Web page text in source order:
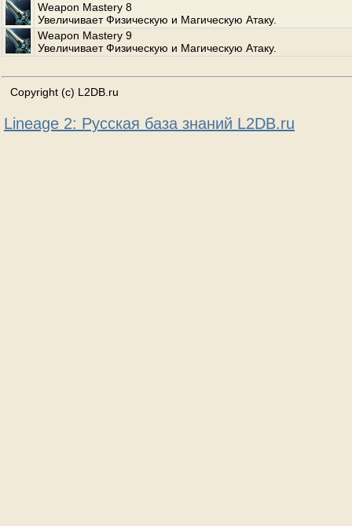
Weapon Mastery 8
Увеличивает Физическую и Магическую Атаку.
Weapon Mastery 9
Увеличивает Физическую и Магическую Атаку.
Copyright (c) L2DB.ru
Lineage 2: Русская база знаний L2DB.ru